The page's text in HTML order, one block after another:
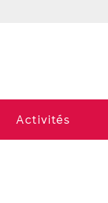
Activités